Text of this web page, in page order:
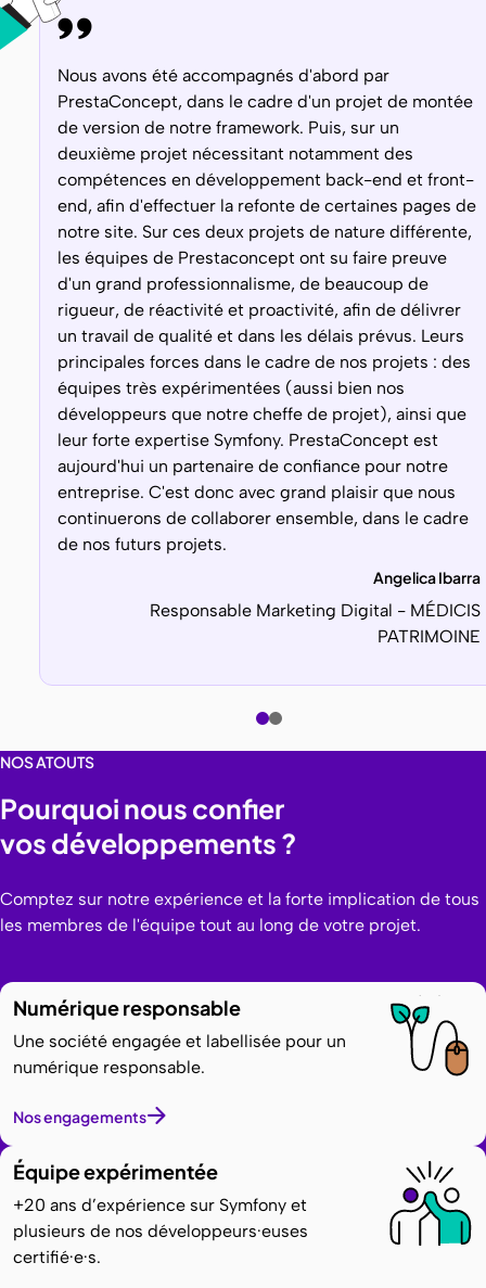
Nous avons été accompagnés d'abord par
PrestaConcept, dans le cadre d'un projet de montée
de version de notre framework. Puis, sur un
deuxième projet nécessitant notamment des
compétences en développement back-end et front-
end, afin d'effectuer la refonte de certaines pages de
notre site. Sur ces deux projets de nature différente,
les équipes de Prestaconcept ont su faire preuve
d'un grand professionnalisme, de beaucoup de
rigueur, de réactivité et proactivité, afin de délivrer
un travail de qualité et dans les délais prévus. Leurs
principales forces dans le cadre de nos projets : des
équipes très expérimentées (aussi bien nos
développeurs que notre cheffe de projet), ainsi que
leur forte expertise Symfony. PrestaConcept est
aujourd'hui un partenaire de confiance pour notre
entreprise. C'est donc avec grand plaisir que nous
continuerons de collaborer ensemble, dans le cadre
de nos futurs projets.
Angelica Ibarra
Responsable Marketing Digital - MÉDICIS
PATRIMOINE
NOS ATOUTS
Pourquoi nous confier
vos développements ?
Comptez sur notre expérience et la forte implication de tous
les membres de l'équipe tout au long de votre projet.
Numérique responsable
Une société engagée et labellisée pour un
numérique responsable.
Nos engagements
Équipe expérimentée
+20 ans d’expérience sur Symfony et
plusieurs de nos développeurs·euses
certifié·e·s.